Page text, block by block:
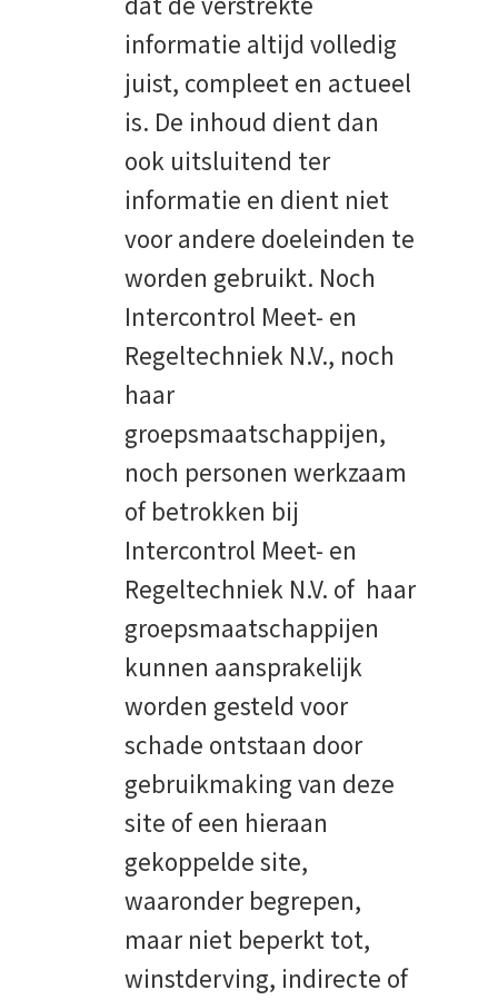
informatie altijd volledig
juist, compleet en actueel
is. De inhoud dient dan
ook uitsluitend ter
informatie en dient niet
voor andere doeleinden te
worden gebruikt. Noch
Intercontrol Meet- en
Regeltechniek N.V., noch
haar
groepsmaatschappijen,
noch personen werkzaam
of betrokken bij
Intercontrol Meet- en
Regeltechniek N.V. of haar
groepsmaatschappijen
kunnen aansprakelijk
worden gesteld voor
schade ontstaan door
gebruikmaking van deze
site of een hieraan
gekoppelde site,
waaronder begrepen,
maar niet beperkt tot,
winstderving, indirecte of